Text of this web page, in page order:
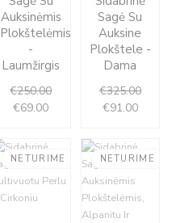
Auksinėmis
Plokštelėmis
-
Laumžirgis
€250.00
was:
€250.00.
€69.00
is:
€69.00.
Sagė Su
Auksine
Plokštele -
Dama
€325.00
€91.00
NETURIME
Original
Current
NETURIME